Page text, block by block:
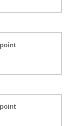
point
point